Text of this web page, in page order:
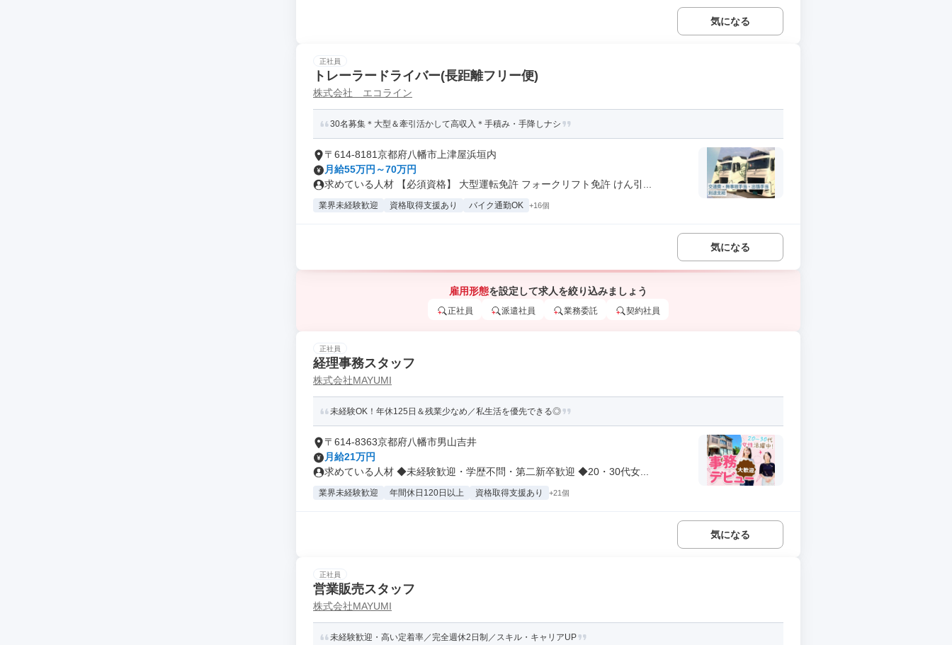
気になる
正社員
トレーラードライバー(長距離フリー便)
株式会社 エコライン
30名募集＊大型＆牽引活かして高収入＊手積み・手降しナシ
〒614-8181京都府八幡市上津屋浜垣内
月給55万円～70万円
求めている人材 【必須資格】 大型運転免許 フォークリフト免許 けん引...
業界未経験歓迎 資格取得支援あり バイク通勤OK +16個
気になる
雇用形態を設定して求人を絞り込みましょう
正社員 派遣社員 業務委託 契約社員
正社員
経理事務スタッフ
株式会社MAYUMI
未経験OK！年休125日＆残業少なめ／私生活を優先できる◎
〒614-8363京都府八幡市男山吉井
月給21万円
求めている人材 ◆未経験歓迎・学歴不問・第二新卒歓迎 ◆20・30代女...
業界未経験歓迎 年間休日120日以上 資格取得支援あり +21個
気になる
正社員
営業販売スタッフ
株式会社MAYUMI
未経験歓迎・高い定着率／完全週休2日制／スキル・キャリアUP